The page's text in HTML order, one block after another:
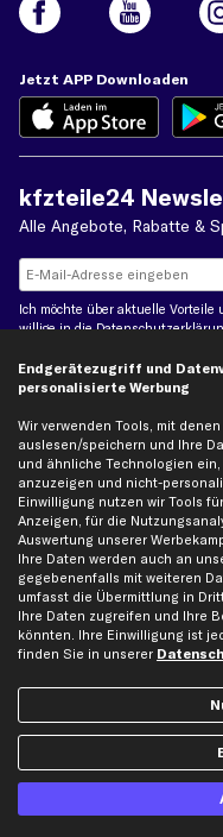
Jetzt APP Downloaden
kfzteile24
Alle Angebote, Rabatte &
Ich möchte über aktuelle Vorteile
willige in die
Zahlungsarten
Rechnung
Vorkasse
Versand
Artikel, Teile, Original und
keine Herkunftsbezeichnungen.
Markennamen erfolgt nur zu
von diesen in Rechnungen an
bis zur Bezahlung unser Eigentum.
Endgerätezugriff und
personalisierte Werbung
Wir verwenden Tools, mit
auslesen/speichern und Ihre
und ähnliche Technologien
anzuzeigen und nicht-
Einwilligung nutzen wir Tools
Anzeigen, für die
Auswertung unserer
Ihre Daten werden auch an
gegebenenfalls mit weiteren
umfasst die Übermittlung in
Ihre Daten zugreifen und Ihre
könnten. Ihre Einwilligung ist
finden Sie in unserer